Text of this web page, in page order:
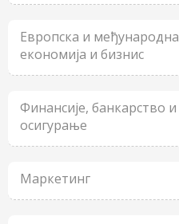
Европска и међународна
економија и бизнис
Финансије, банкарство и
осигурање
Маркетинг